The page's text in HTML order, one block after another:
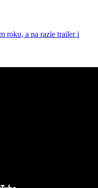
roku, a na razie trailer i